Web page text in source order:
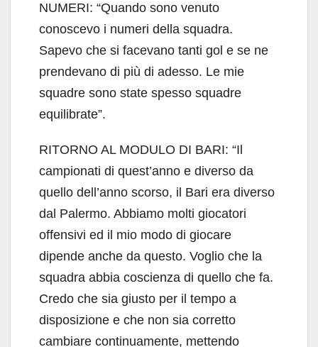
NUMERI: “Quando sono venuto
conoscevo i numeri della squadra.
Sapevo che si facevano tanti gol e se ne
prendevano di più di adesso. Le mie
squadre sono state spesso squadre
equilibrate”.
RITORNO AL MODULO DI BARI: “Il
campionati di quest’anno e diverso da
quello dell’anno scorso, il Bari era diverso
dal Palermo. Abbiamo molti giocatori
offensivi ed il mio modo di giocare
dipende anche da questo. Voglio che la
squadra abbia coscienza di quello che fa.
Credo che sia giusto per il tempo a
disposizione e che non sia corretto
cambiare continuamente, mettendo